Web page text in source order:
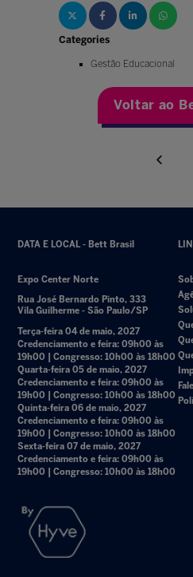
Categories
Gestão Educacional
Voltar ao
DATA E LOCAL - Bett Brasil
Expo Center Norte
Rua José Bernardo Pinto, 333
Vila Guilherme - São Paulo/SP
Terça-feira 04 de maio, 2027
Credenciamento e feira: 09h00 às
19h00 | Congresso: 10h00 às 18h00
Quarta-feira 05 de maio, 2027
Credenciamento e feira: 09h00 às
19h00 | Congresso: 10h00 às 18h00
Quinta-feira 06 de maio, 2027
Credenciamento e feira: 09h00 às
19h00 | Congresso: 10h00 às 18h00
Sexta-feira 07 de maio, 2027
Credenciamento e feira: 09h00 às
19h00 | Congresso: 10h00 às 18h00